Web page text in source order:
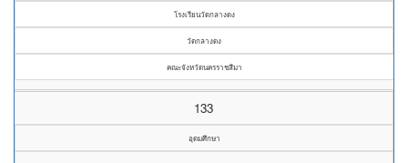
โรงเรียนวัดกลางดง
วัดกลางดง
คณะจังหวัดนครราชสีมา
133
อุดมศึกษา